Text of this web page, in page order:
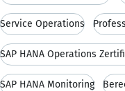
Service Operations
SAP HANA Operations
SAP HANA Monitoring